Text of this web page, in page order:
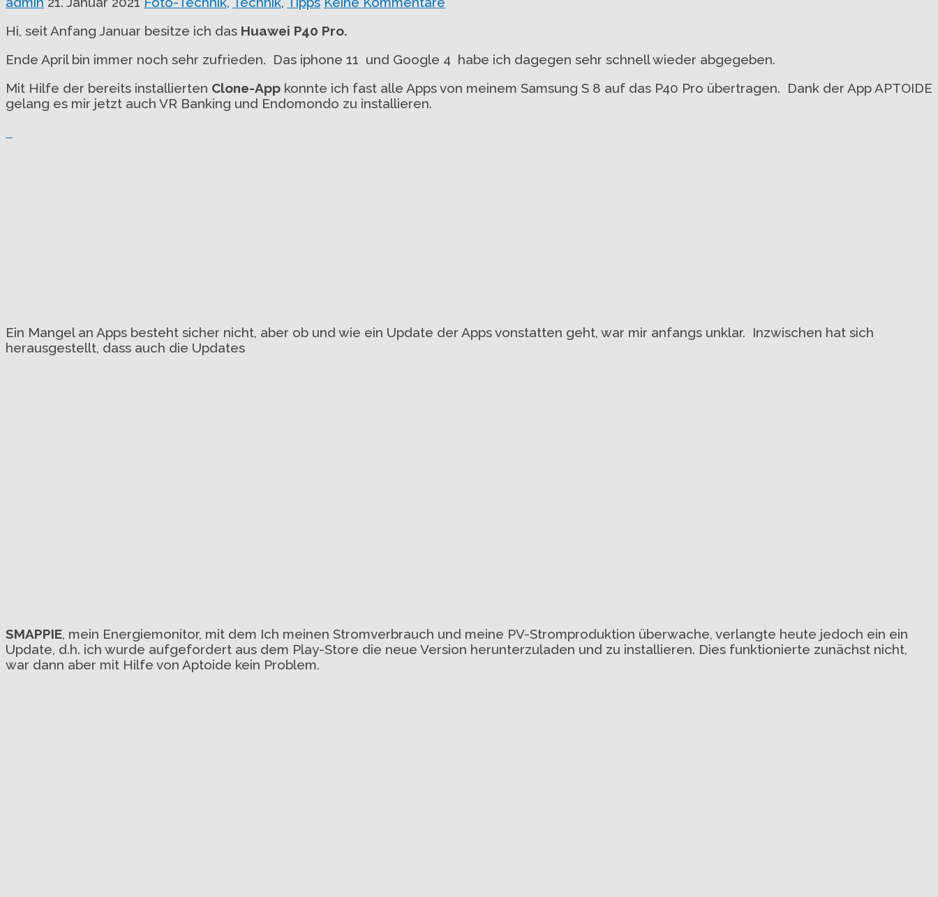
Hi, seit Anfang Januar besitze ich das Huawei P40 Pro.
Ende April bin immer noch sehr zufrieden. Das iphone 11 und Google 4 habe ich dagegen sehr schnell wieder abgegeben.
Mit Hilfe der bereits installierten Clone-App konnte ich fast alle Apps von meinem Samsung S 8 auf das P40 Pro übertragen. Dank der App APTOIDE
gelang es mir jetzt auch VR Banking und Endomondo zu installieren.
Ein Mangel an Apps besteht sicher nicht, aber ob und wie ein Update der Apps vonstatten geht, war mir anfangs unklar. Inzwischen hat sich
herausgestellt, dass auch die Updates
SMAPPIE, mein Energiemonitor, mit dem Ich meinen Stromverbrauch und meine PV-Stromproduktion überwache, verlangte heute jedoch ein ein
Update, d.h. ich wurde aufgefordert aus dem Play-Store die neue Version herunterzuladen und zu installieren. Dies funktionierte zunächst nicht,
war dann aber mit Hilfe von Aptoide kein Problem.